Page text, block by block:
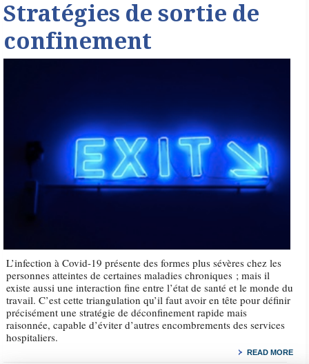
Stratégies de sortie de
confinement
L’infection à Covid-19 présente des formes plus sévères chez les
personnes atteintes de certaines maladies chroniques ; mais il
existe aussi une interaction fine entre l’état de santé et le monde du
travail. C’est cette triangulation qu’il faut avoir en tête pour définir
précisément une stratégie de déconfinement rapide mais
raisonnée, capable d’éviter d’autres encombrements des services
hospitaliers.
READ MORE